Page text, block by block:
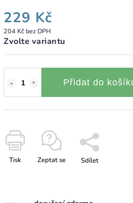
229 Kč
204 Kč bez DPH
Zvolte variantu
Přidat do
Tisk Zeptat se Sdílet